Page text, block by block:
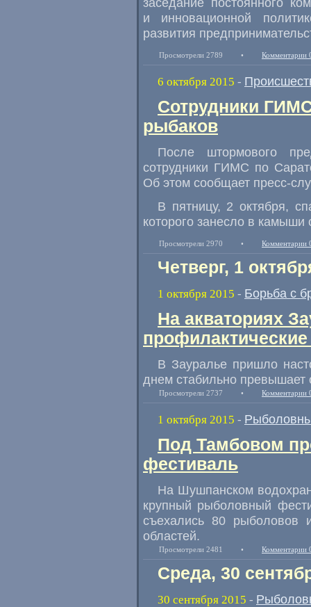
и инновационной
развития
Просмотрели 2789 • Комментарии
6 октября 2015 -
Сотрудники
рыбаков
После штормового
сотрудники ГИМС по
Об этом сообщает пресс-
В пятницу, 2 октября,
которого занесло в
Просмотрели 2970 • Комментарии
Четверг, 1
1 октября 2015 - Борьба с
На акваториях
В Зауралье пришло
днем стабильно превышает
Просмотрели 2737 • Комментарии
1 октября 2015 -
Под Тамбовом
фестиваль
На Шушпанском
крупный рыболовный
съехались 80 рыболовов
областей.
Просмотрели 2481 • Комментарии
Среда, 30
30 сентября 2015 -